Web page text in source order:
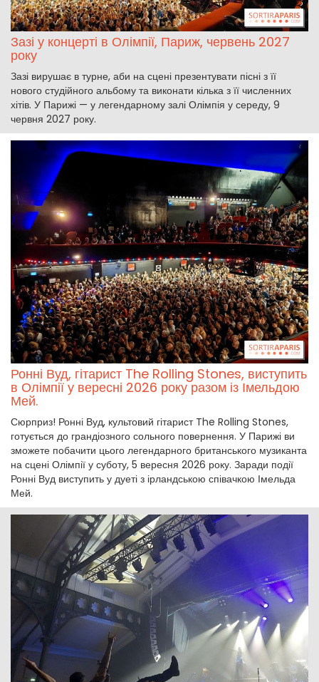
Зазі у концерті в Олімпії, Париж, червень 2027
року
Зазі вирушає в турне, аби на сцені презентувати пісні з її
нового студійного альбому та виконати кілька з її численних
хітів. У Парижі — у легендарному залі Олімпія у середу, 9
червня 2027 року.
Ронні Вуд, гітарист The Rolling Stones, виступить
в Олімпії у вересні 2026 року разом із Імельдою
Мей.
Сюрприз! Ронні Вуд, культовий гітарист The Rolling Stones,
готується до грандіозного сольного повернення. У Парижі ви
зможете побачити цього легендарного британського музиканта
на сцені Олімпії у суботу, 5 вересня 2026 року. Заради події
Ронні Вуд виступить у дуеті з ірландською співачкою Імельда
Мей.